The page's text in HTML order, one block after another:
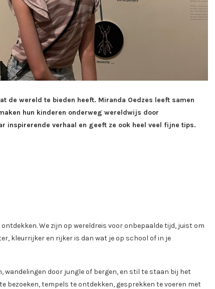
de wereld te bieden heeft. Miranda Oedzes leeft samen
hun kinderen onderweg wereldwijs door
inspirerende verhaal en geeft ze ook heel veel fijne tips.
We zijn op wereldreis voor onbepaalde tijd, juist om
kleurrijker en rijker is dan wat je op school of in je
door jungle of bergen, en stil te staan bij het
bezoeken, tempels te ontdekken, gesprekken te voeren met